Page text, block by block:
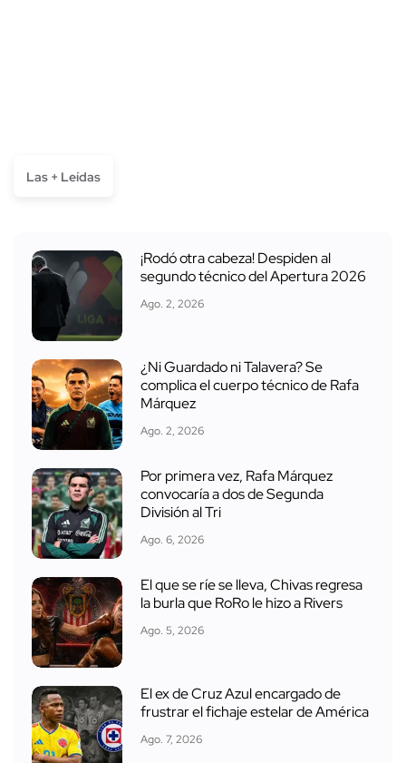
Las + Leídas
¡Rodó otra cabeza! Despiden al
segundo técnico del Apertura 2026
Ago. 2, 2026
¿Ni Guardado ni Talavera? Se
complica el cuerpo técnico de Rafa
Márquez
Ago. 2, 2026
Por primera vez, Rafa Márquez
convocaría a dos de Segunda
División al Tri
Ago. 6, 2026
El que se ríe se lleva, Chivas regresa
la burla que RoRo le hizo a Rivers
Ago. 5, 2026
El ex de Cruz Azul encargado de
frustrar el fichaje estelar de América
Ago. 7, 2026